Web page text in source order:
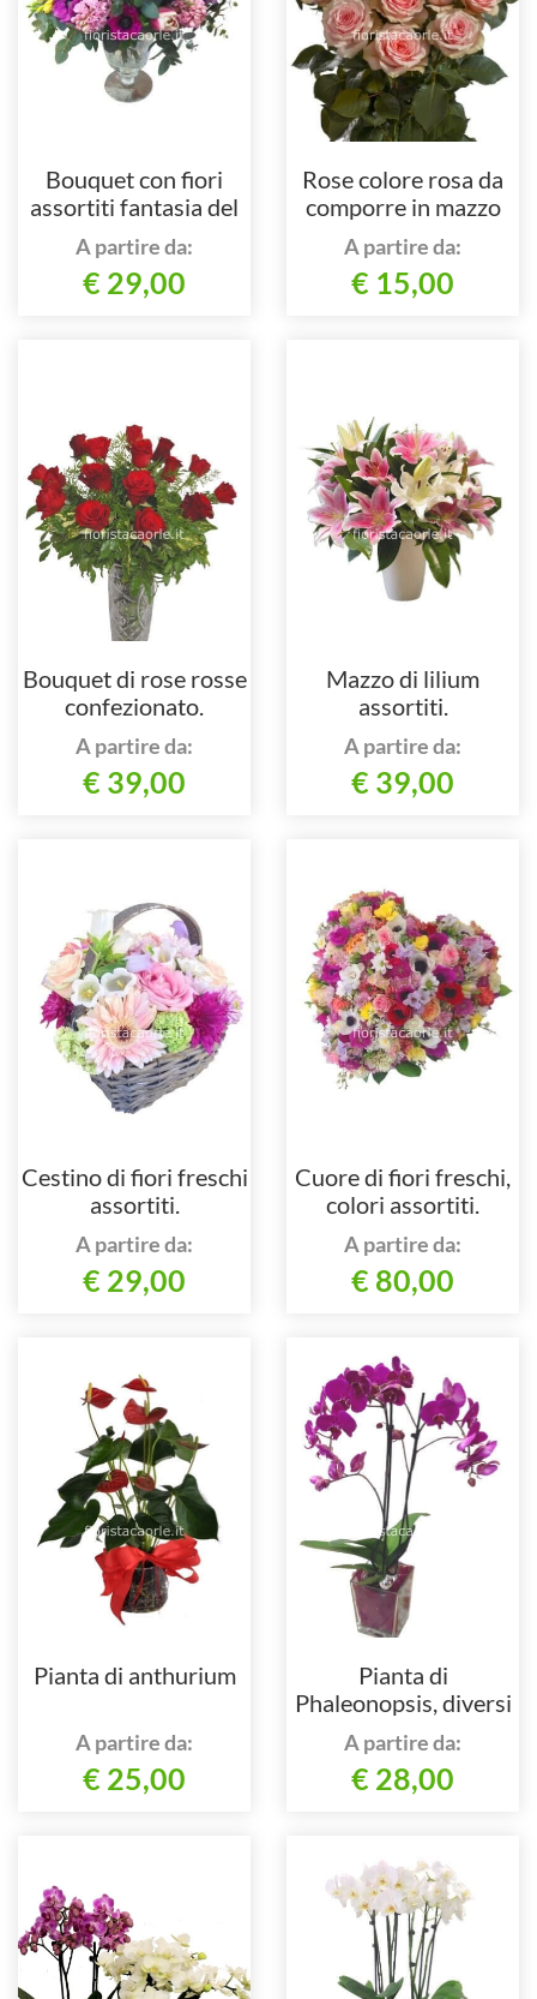
Bouquet con fiori
assortiti fantasia del
fiorista
A partire da:
€ 29,00
Rose colore rosa da
comporre in mazzo
per numero di steli.
A partire da:
€ 15,00
Bouquet di rose rosse
confezionato.
A partire da:
€ 39,00
Mazzo di lilium
assortiti.
A partire da:
€ 39,00
Cestino di fiori freschi
assortiti.
A partire da:
€ 29,00
Cuore di fiori freschi,
colori assortiti.
A partire da:
€ 80,00
Pianta di anthurium
A partire da:
€ 25,00
Pianta di
Phaleonopsis, diversi
colori a richiesta.
A partire da:
€ 28,00